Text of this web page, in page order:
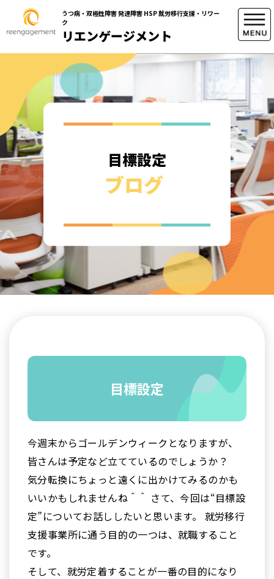
うつ病・双極性障害 発達障害 HSP 就労移行支援・リワー
ク
リエンゲージメント
目標設定
ブログ
目標設定
今週末からゴールデンウィークとなりますが、
皆さんは予定など立てているのでしょうか？
気分転換にちょっと遠くに出かけてみるのかも
いいかもしれませんね＾＾ さて、今回は“目標設
定”についてお話ししたいと思います。 就労移行
支援事業所に通う目的の一つは、就職すること
です。
そして、就労定着することが一番の目的になり